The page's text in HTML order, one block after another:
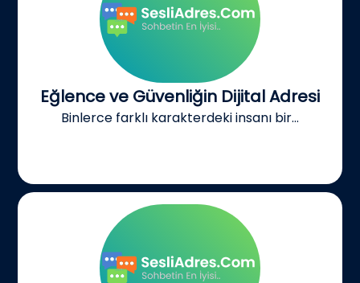
Eğlence ve Güvenliğin Dijital Adresi
Binlerce farklı karakterdeki insanı bir...